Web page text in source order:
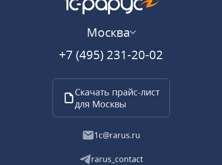
Москва
+7 (495) 231-20-02
Скачать прайс-лист
для Москвы
1c@rarus.ru
rarus_contact